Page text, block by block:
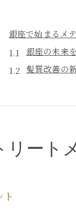
銀座で始まるメ
銀座の未来
髪質改善の
革新技術が
メテオトリ
新しい時代
メテオトリー
ート